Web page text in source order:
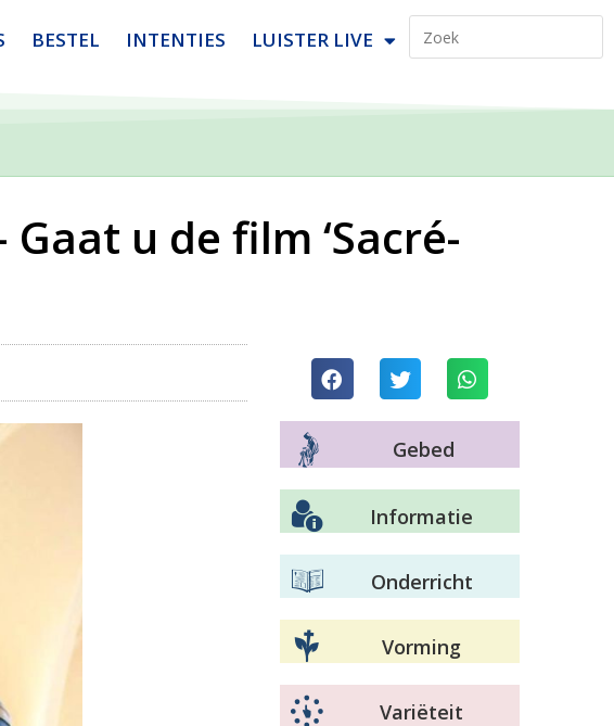
BESTEL INTENTIES LUISTER LIVE
u de film ‘Sacré-
Gebed
Informatie
Onderricht
Vorming
Variëteit